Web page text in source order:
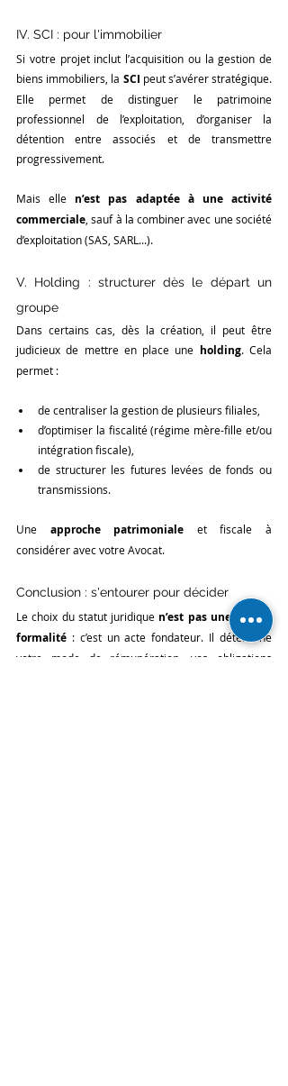
IV. SCI : pour l'immobilier
Si votre projet inclut l’acquisition ou la gestion de
biens immobiliers, la SCI peut s’avérer stratégique.
Elle permet de distinguer le patrimoine
professionnel de l’exploitation, d’organiser la
détention entre associés et de transmettre
progressivement.
Mais elle n’est pas adaptée à une activité
commerciale , sauf à la combiner avec une société
d’exploitation (SAS, SARL...).
V. Holding : structurer dès le départ un
groupe
Dans certains cas, dès la création, il peut être
judicieux de mettre en place une holding. Cela
permet :
de centraliser la gestion de plusieurs filiales,
d’optimiser la fiscalité (régime mère-fille et/ou
intégration fiscale),
de structurer les futures levées de fonds ou
transmissions.
Une approche patrimoniale et fiscale à
considérer avec votre Avocat.
Conclusion : s'entourer pour décider
Le choix du statut juridique n’est pas une simple
formalité : c’est un acte fondateur. Il détermine
votre mode de rémunération, vos obligations